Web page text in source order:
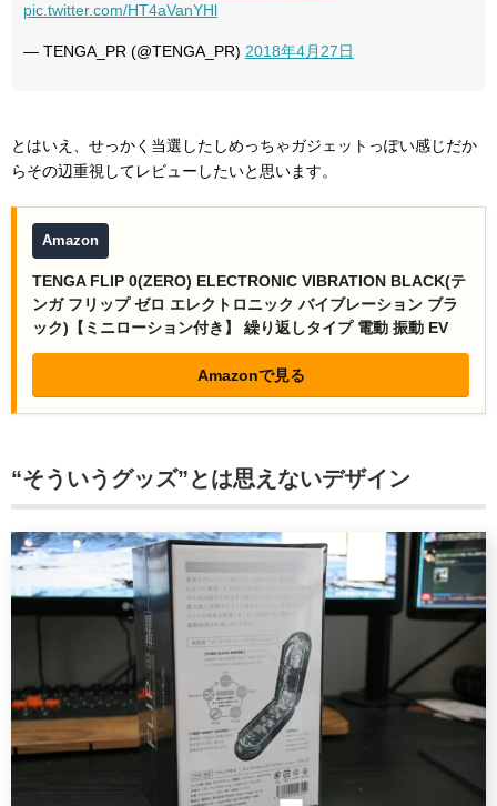
pic.twitter.com/HT4aVanYHl
— TENGA_PR (@TENGA_PR) 2018年4月27日
とはいえ、せっかく当選したしめっちゃガジェットっぽい感じだか
らその辺重視してレビューしたいと思います。
Amazon
TENGA FLIP 0(ZERO) ELECTRONIC VIBRATION BLACK(テ
ンガ フリップ ゼロ エレクトロニック バイブレーション ブラ
ック)【ミニローション付き】 繰り返しタイプ 電動 振動 EV
Amazonで見る
“そういうグッズ”とは思えないデザイン